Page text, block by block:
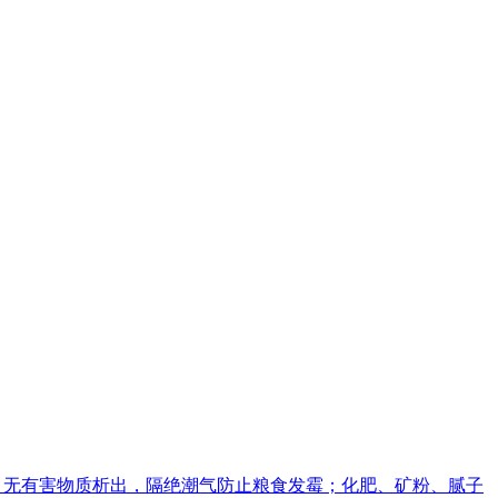
有害物质析出，隔绝潮气防止粮食发霉；化肥、矿粉、腻子